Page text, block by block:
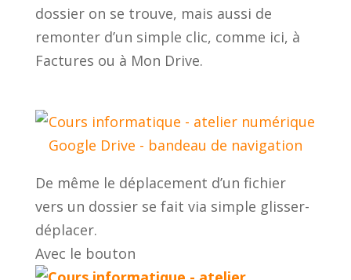
dossier on se trouve, mais aussi de
remonter d’un simple clic, comme ici, à
Factures ou à Mon Drive.
De même le déplacement d’un fichier
vers un dossier se fait via simple glisser-
déplacer.
Avec le bouton